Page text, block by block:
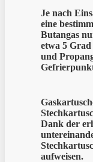
Je nach
eine
Butangas
etwa 5 Grad
und
Dank der
aufweisen.